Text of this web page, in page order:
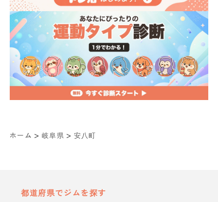
ホーム > 岐阜県 > 安八町
都道府県でジムを探す